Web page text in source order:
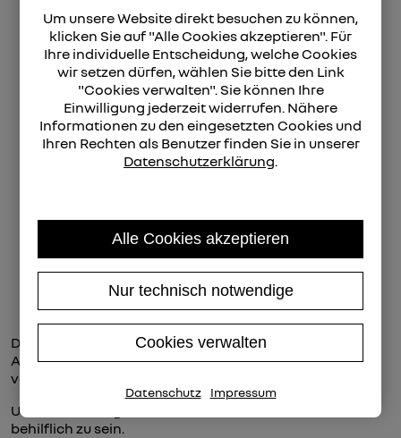
Aufgabenstellung sind unterschiedliche
Dokumente mitzunehmen
Zulassungschein
Typenschein / COC
Versicherungsbestätigung (VB) vom
Versicherer
Kennzeichen (rotes Kennzeichen
vorhanden?)
Kaufvertrag (bei Privatkauf: lückenlos vom
Benützungsbewilligung beim
Leasingverträgen - auch bei Adresswechsel
Rote Kennzeichen: Im Zuge von
An/Ab/Ummeldungen vorab kontrollieren ob das
rote Kennzeichen schon den blauen EU-Balken
trägt; Andernfalls muss es verschrottet werden.
Diese Liste ist sicherlich nicht vollständig aber ein
Auszug der gängisten Probleme die vermieden vorweg
vermieden werden können.
Unser Zulassungsstellenteam ist stets bemüht ihnen
behilflich zu sein.
Um unsere Website direkt besuchen zu können,
klicken Sie auf "Alle Cookies akzeptieren". Für
Ihre individuelle Entscheidung, welche Cookies
wir setzen dürfen, wählen Sie bitte den Link
"Cookies verwalten". Sie können Ihre
Einwilligung jederzeit widerrufen. Nähere
Informationen zu den eingesetzten Cookies und
Ihren Rechten als Benutzer finden Sie in unserer
Datenschutzerklärung.
Alle Cookies akzeptieren
Nur technisch notwendige
Cookies verwalten
Datenschutz Impressum